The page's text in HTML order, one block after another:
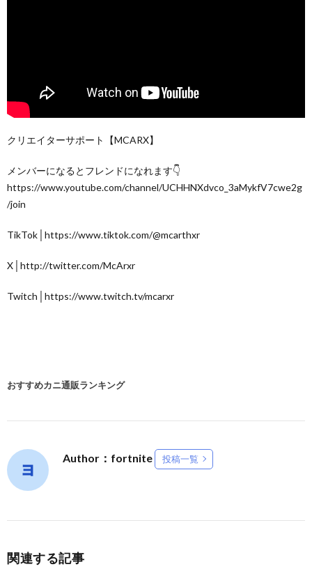
クリエイターサポート【MCARX】
メンバーになるとフレンドになれます👇
https://www.youtube.com/channel/UCHHNXdvco_3aMykfV7cwe2g
/join
TikTok│https://www.tiktok.com/@mcarthxr
X│http://twitter.com/McArxr
Twitch│https://www.twitch.tv/mcarxr
おすすめカニ通販ランキング
Author：fortnite 投稿一覧
関連する記事